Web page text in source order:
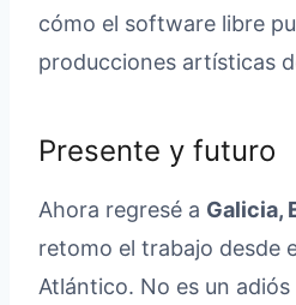
cómo el software libre
producciones artísticas
Presente y futuro
Ahora regresé a Galicia,
retomo el trabajo desde
Atlántico. No es un